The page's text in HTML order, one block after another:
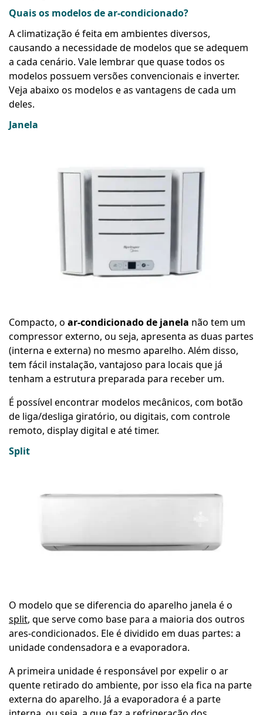
Quais os modelos de ar-condicionado?
A climatização é feita em ambientes diversos,
causando a necessidade de modelos que se adequem
a cada cenário. Vale lembrar que quase todos os
modelos possuem versões convencionais e inverter.
Veja abaixo os modelos e as vantagens de cada um
deles.
Janela
Compacto, o ar-condicionado de janela não tem um
compressor externo, ou seja, apresenta as duas partes
(interna e externa) no mesmo aparelho. Além disso,
tem fácil instalação, vantajoso para locais que já
tenham a estrutura preparada para receber um.
É possível encontrar modelos mecânicos, com botão
de liga/desliga giratório, ou digitais, com controle
remoto, display digital e até timer.
Split
O modelo que se diferencia do aparelho janela é o
split, que serve como base para a maioria dos outros
ares-condicionados. Ele é dividido em duas partes: a
unidade condensadora e a evaporadora.
A primeira unidade é responsável por expelir o ar
quente retirado do ambiente, por isso ela fica na parte
externa do aparelho. Já a evaporadora é a parte